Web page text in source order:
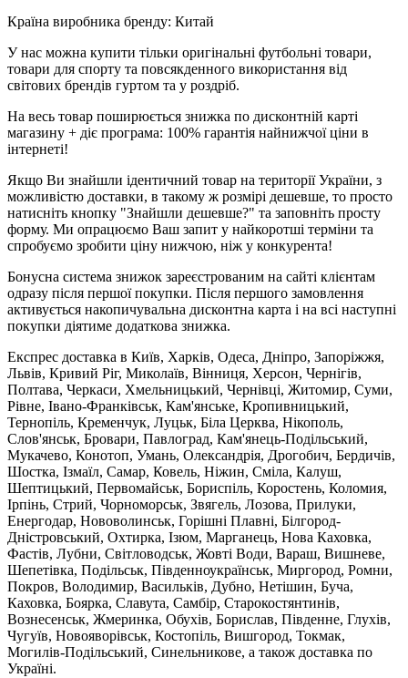
Країна виробника бренду: Китай
У нас можна купити тільки оригінальні футбольні товари,
товари для спорту та повсякденного використання від
світових брендів гуртом та у роздріб.
На весь товар поширюється знижка по дисконтній карті
магазину + діє програма: 100% гарантія найнижчої ціни в
інтернеті!
Якщо Ви знайшли ідентичний товар на території України, з
можливістю доставки, в такому ж розмірі дешевше, то просто
натисніть кнопку "Знайшли дешевше?" та заповніть просту
форму. Ми опрацюємо Ваш запит у найкоротші терміни та
спробуємо зробити ціну нижчою, ніж у конкурента!
Бонусна система знижок зареєстрованим на сайті клієнтам
одразу після першої покупки. Після першого замовлення
активується накопичувальна дисконтна карта і на всі наступні
покупки діятиме додаткова знижка.
Експрес доставка в Київ, Харків, Одеса, Дніпро, Запоріжжя,
Львів, Кривий Ріг, Миколаїв, Вінниця, Херсон, Чернігів,
Полтава, Черкаси, Хмельницький, Чернівці, Житомир, Суми,
Рівне, Івано-Франківськ, Кам'янське, Кропивницький,
Тернопіль, Кременчук, Луцьк, Біла Церква, Нікополь,
Слов'янськ, Бровари, Павлоград, Кам'янець-Подільський,
Мукачево, Конотоп, Умань, Олександрія, Дрогобич, Бердичів,
Шостка, Ізмаїл, Самар, Ковель, Ніжин, Сміла, Калуш,
Шептицький, Первомайськ, Бориспіль, Коростень, Коломия,
Ірпінь, Стрий, Чорноморськ, Звягель, Лозова, Прилуки,
Енергодар, Нововолинськ, Горішні Плавні, Білгород-
Дністровський, Охтирка, Ізюм, Марганець, Нова Каховка,
Фастів, Лубни, Світловодськ, Жовті Води, Вараш, Вишневе,
Шепетівка, Подільськ, Південноукраїнськ, Миргород, Ромни,
Покров, Володимир, Васильків, Дубно, Нетішин, Буча,
Каховка, Боярка, Славута, Самбір, Старокостянтинів,
Вознесенськ, Жмеринка, Обухів, Борислав, Південне, Глухів,
Чугуїв, Новояворівськ, Костопіль, Вишгород, Токмак,
Могилів-Подільський, Синельникове, а також доставка по
Україні.